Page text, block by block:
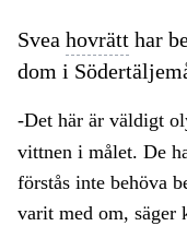
Svea hovrätt har
dom i
-Det här är väldigt
vittnen i målet. De
förstås inte behöva
varit med om, säger